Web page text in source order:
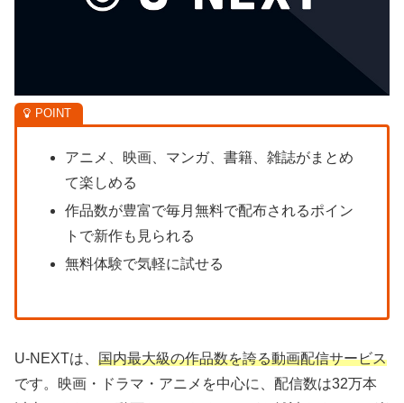
アニメ、映画、マンガ、書籍、雑誌がまとめ
て楽しめる
作品数が豊富で毎月無料で配布されるポイン
トで新作も見られる
無料体験で気軽に試せる
U-NEXTは、 国内最大級の作品数を誇る動画配信サービス
です。映画・ドラマ・アニメを中心に、配信数は32万本